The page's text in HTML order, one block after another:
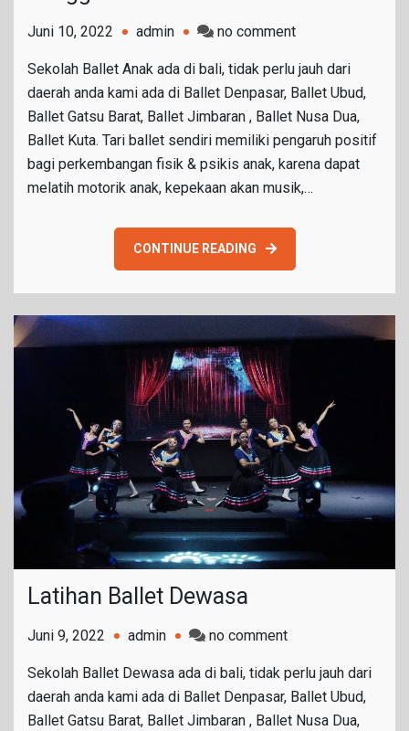
Juni 10, 2022 admin no commenton
Ballet
Anak
Sekolah Ballet Anak ada di bali, tidak perlu jauh dari
daerah anda kami ada di Ballet Denpasar, Ballet Ubud,
Ballet Gatsu Barat, Ballet Jimbaran , Ballet Nusa Dua,
Ballet Kuta. Tari ballet sendiri memiliki pengaruh positif
bagi perkembangan fisik & psikis anak, karena dapat
melatih motorik anak, kepekaan akan musik,…
CONTINUE READING
Latihan Ballet Dewasa
Juni 9, 2022 admin no commenton
Ballet
Dewasa
Sekolah Ballet Dewasa ada di bali, tidak perlu jauh dari
daerah anda kami ada di Ballet Denpasar, Ballet Ubud,
Ballet Gatsu Barat, Ballet Jimbaran , Ballet Nusa Dua,